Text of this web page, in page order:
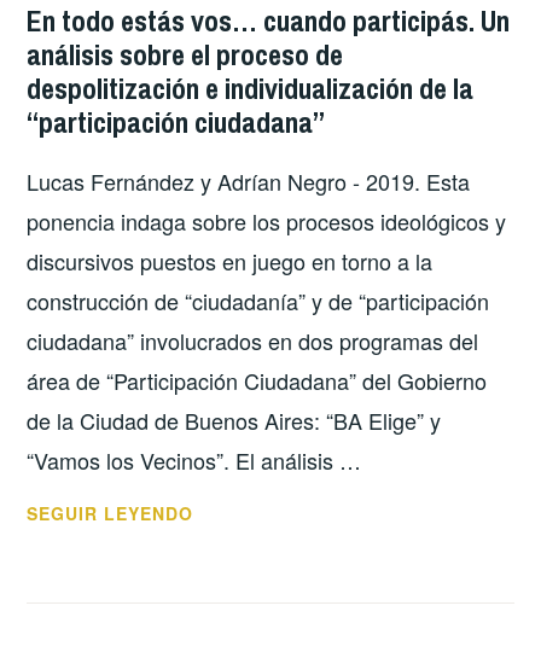
Y
DISCURSIVOS
DE
NEOLIBERALIZACIÓN
LA
CIUDAD
BUENOS
AIRES
DESDE
1996
LA
ACTUALIDAD
En todo estás vos… cuando participás. Un
análisis sobre el proceso de
despolitización e individualización de la
“participación ciudadana”
Lucas Fernández y Adrían Negro - 2019. Esta
ponencia indaga sobre los procesos ideológicos y
discursivos puestos en juego en torno a la
construcción de “ciudadanía” y de “participación
ciudadana” involucrados en dos programas del
área de “Participación Ciudadana” del Gobierno
de la Ciudad de Buenos Aires: “BA Elige” y
“Vamos los Vecinos”. El análisis …
SEGUIR LEYENDO